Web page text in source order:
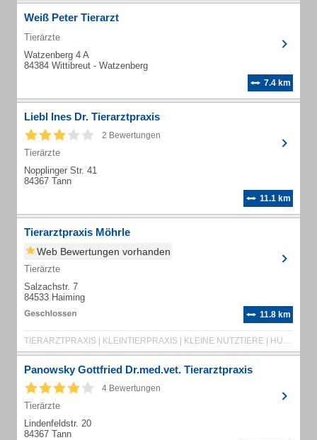
Weiß Peter Tierarzt
Tierärzte
Watzenberg 4 A
84384 Wittibreut - Watzenberg
7.4 km
Liebl Ines Dr. Tierarztpraxis
2 Bewertungen
Tierärzte
Nopplinger Str. 41
84367 Tann
11.1 km
Tierarztpraxis Möhrle
Web Bewertungen vorhanden
Tierärzte
Salzachstr. 7
84533 Haiming
11.8 km
TIERARZTPRAXIS | KLEINTIERPRAXIS | KLEINE NUTZTIERE | HUNDE | KATZEN | HEIMTIERE | SCHAFE | ZIEGEN | FORTPFLANZUNG | MÖHRLE
Panowsky Gottfried Dr.med.vet. Tierarztpraxis
4 Bewertungen
Tierärzte
Lindenfeldstr. 20
84367 Tann